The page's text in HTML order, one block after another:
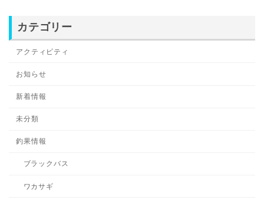
カテゴリー
アクティビティ
お知らせ
新着情報
未分類
釣果情報
ブラックバス
ワカサギ